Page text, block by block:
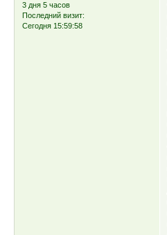
3 дня 5 часов
Последний визит:
Сегодня 15:59:58